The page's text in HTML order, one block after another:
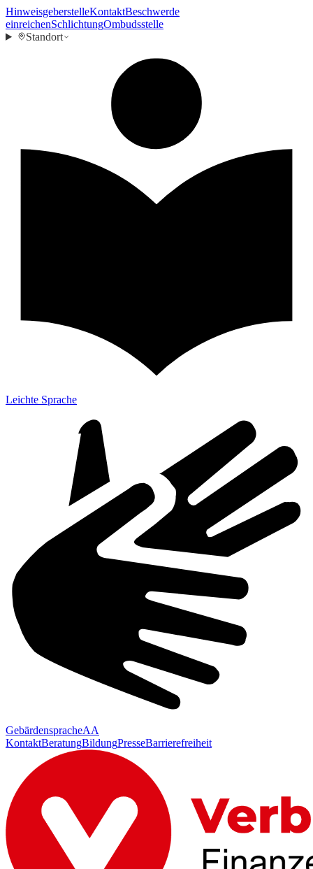
HinweisgeberstelleKontaktBeschwerde
einreichenSchlichtungOmbudsstelle
Standort
Leichte Sprache
GebärdenspracheAA
KontaktBeratungBildungPresseBarrierefreiheit